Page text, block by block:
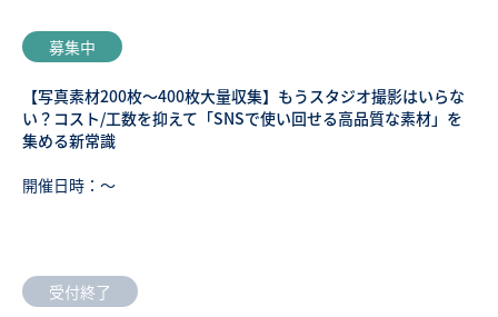
募集中
【写真素材200枚～400枚大量収集】もうスタジオ撮影はいらな
い？コスト/工数を抑えて「SNSで使い回せる高品質な素材」を
集める新常識
開催日時：〜
受付終了